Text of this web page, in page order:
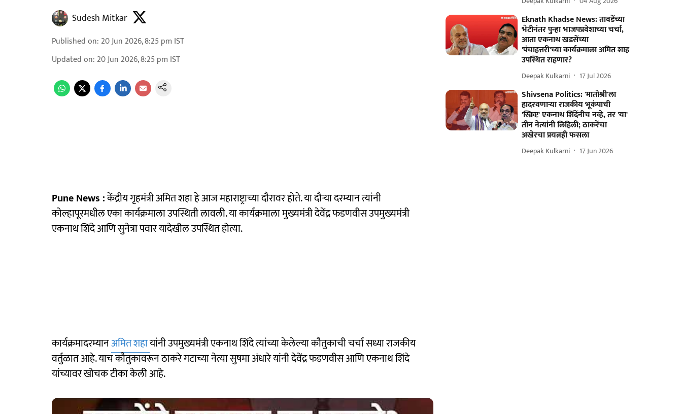
Sudesh Mitkar
Published on: 20 Jun 2026, 8:25 pm IST
Updated on: 20 Jun 2026, 8:25 pm IST
Pune News :केंद्रीय गृहमंत्री अमित शहा हे आज महाराष्ट्राच्या दौरावर होते. या दौऱ्या दरम्यान त्यांनी
कोल्हापूरमधील एका कार्यक्रमाला उपस्थिती लावली. या कार्यक्रमाला मुख्यमंत्री देवेंद्र फडणवीस उपमुख्यमंत्री
एकनाथ शिंदे आणि सुनेत्रा पवार यादेखील उपस्थित होत्या.
कार्यक्रमादरम्यानअमित शहायांनी उपमुख्यमंत्री एकनाथ शिंदे त्यांच्या केलेल्या कौतुकाची चर्चा सध्या राजकीय
वर्तुळात आहे. याच कौतुकावरून ठाकरे गटाच्या नेत्या सुषमा अंधारे यांनी देवेंद्र फडणवीस आणि एकनाथ शिंदे
यांच्यावर खोचक टीका केली आहे.
Eknath Khadse News: तावडेंच्या
भेटीनंतर पुन्हा भाजपप्रवेशाच्या चर्चा,
आता एकनाथ खडसेंच्या
'पंचाहत्तरी'च्या कार्यक्रमाला अमित शाह
उपस्थित राहणार?
Deepak Kulkarni 17 Jul 2026
Shivsena Politics: 'मातोश्री'ला
हादरवणाऱ्या राजकीय भूकंपाची
'स्क्रिप्ट' एकनाथ शिंदेंनीच नव्हे, तर 'या'
तीन नेत्यांनी लिहिली; ठाकरेंचा
अखेरचा प्रयत्नही फसला
Deepak Kulkarni 17 Jun 2026